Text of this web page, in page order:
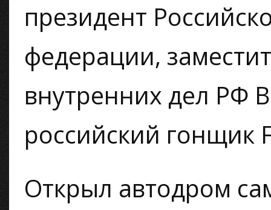
президент
федерации,
внутренних дел РФ
российский гонщик
Открыл автодром